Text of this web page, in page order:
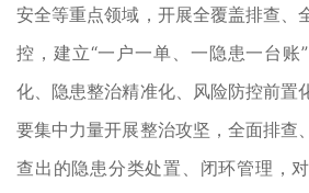
安全等重点领域，开展全覆盖排查、
控，建立“一户一单、一隐患一台账
化、隐患整治精准化、风险防控前置
要集中力量开展整治攻坚，全面排查
查出的隐患分类处置、闭环管理，